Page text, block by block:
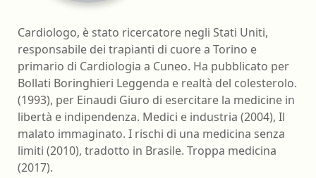
Cardiologo, è stato ricercatore negli Stati Uniti,
responsabile dei trapianti di cuore a Torino e
primario di Cardiologia a Cuneo. Ha pubblicato per
Bollati Boringhieri Leggenda e realtà del colesterolo.
(1993), per Einaudi Giuro di esercitare la medicine in
libertà e indipendenza. Medici e industria (2004), Il
malato immaginato. I rischi di una medicina senza
limiti (2010), tradotto in Brasile. Troppa medicina
(2017).